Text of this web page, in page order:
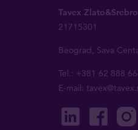
Tavex
21715301
Beograd, Sava
Tel.: +381 62 888
E-mail: